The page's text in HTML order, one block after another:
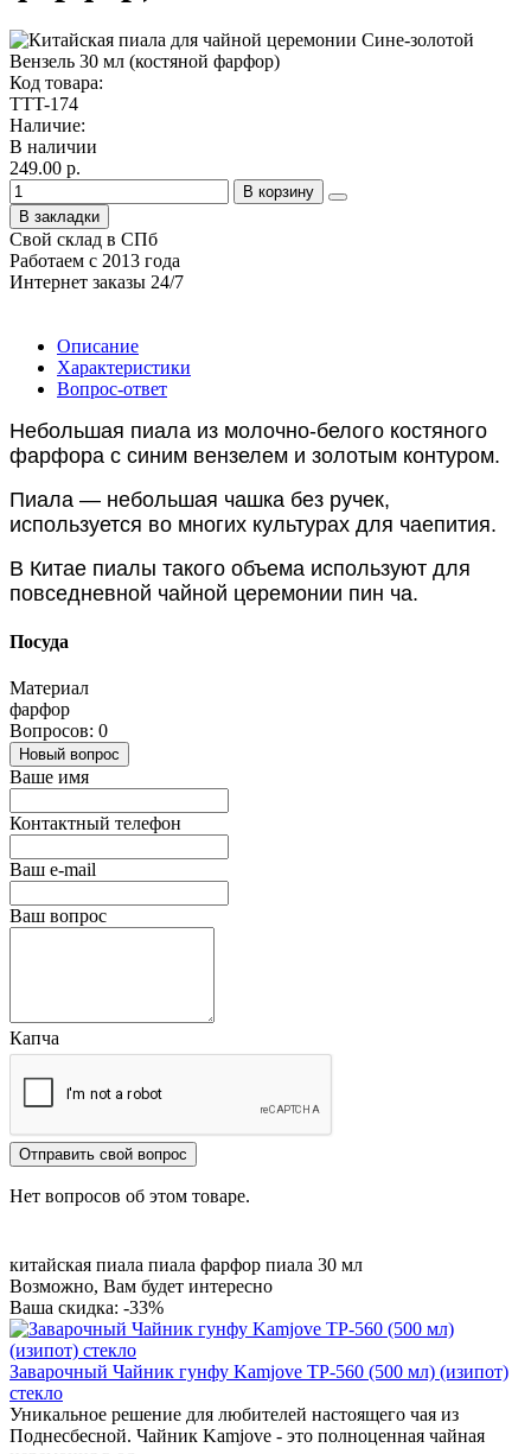
Код товара:
TTT-174
Наличие:
В наличии
249.00 р.
В корзину
В закладки
Свой склад в СПб
Работаем с 2013 года
Интернет заказы 24/7
Описание
Характеристики
Вопрос-ответ
Небольшая пиала из молочно-белого костяного
фарфора с синим вензелем и золотым контуром.
Пиала — небольшая чашка без ручек,
используется во многих культурах для чаепития.
В Китае пиалы такого объема используют для
повседневной чайной церемонии пин ча.
Посуда
Материал
фарфор
Вопросов: 0
Новый вопрос
Ваше имя
Контактный телефон
Ваш e-mail
Ваш вопрос
Капча
Отправить свой вопрос
Нет вопросов об этом товаре.
китайская пиала пиала фарфор пиала 30 мл
Возможно, Вам будет интересно
Ваша скидка: -33%
Заварочный Чайник гунфу Kamjove TP-560 (500 мл) (изипот)
стекло
Уникальное решение для любителей настоящего чая из
Поднесбесной. Чайник Kamjove - это полноценная чайная